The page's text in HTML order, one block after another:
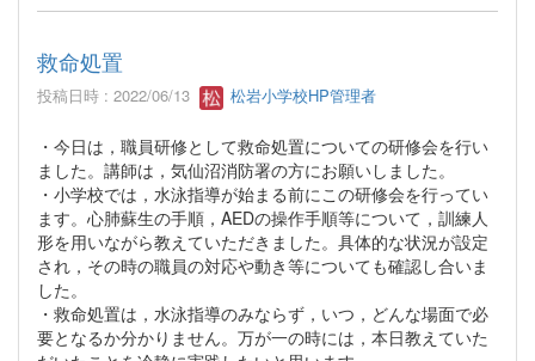
救命処置
投稿日時 : 2022/06/13 松岩小学校HP管理者
・今日は，職員研修として救命処置についての研修会を行い
ました。講師は，気仙沼消防署の方にお願いしました。
・小学校では，水泳指導が始まる前にこの研修会を行ってい
ます。心肺蘇生の手順，AEDの操作手順等について，訓練人
形を用いながら教えていただきました。具体的な状況が設定
され，その時の職員の対応や動き等についても確認し合いま
した。
・救命処置は，水泳指導のみならず，いつ，どんな場面で必
要となるか分かりません。万が一の時には，本日教えていた